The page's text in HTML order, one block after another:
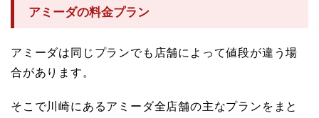
アミーダの料金プラン
アミーダは同じプランでも店舗によって値段が違う場
合があります。
そこで川崎にあるアミーダ全店舗の主なプランをまと